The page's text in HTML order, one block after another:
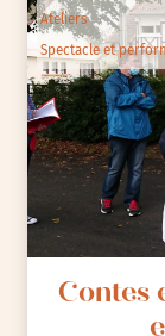
Ateliers
Spectacle et
Contes